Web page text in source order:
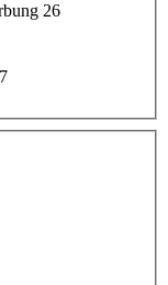
26